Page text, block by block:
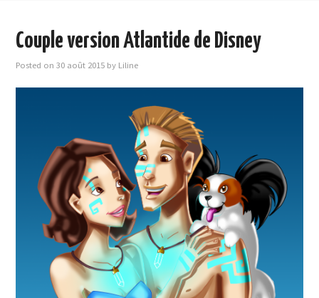
CONTACT
CROQUIS
STRIP
Couple version Atlantide de Disney
Posted on30 août 2015 by Liline